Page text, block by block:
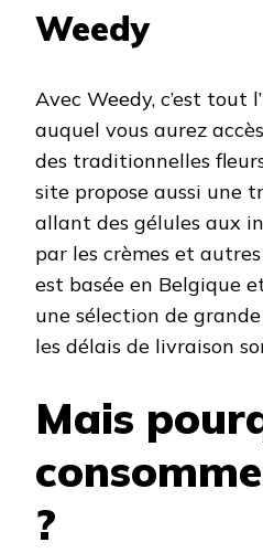
Weedy
Avec Weedy, c’est tout
auquel vous aurez
des traditionnelles
site propose aussi une
allant des gélules aux
par les crèmes et
est basée en Belgique
une sélection de
les délais de livraison
Mais
?